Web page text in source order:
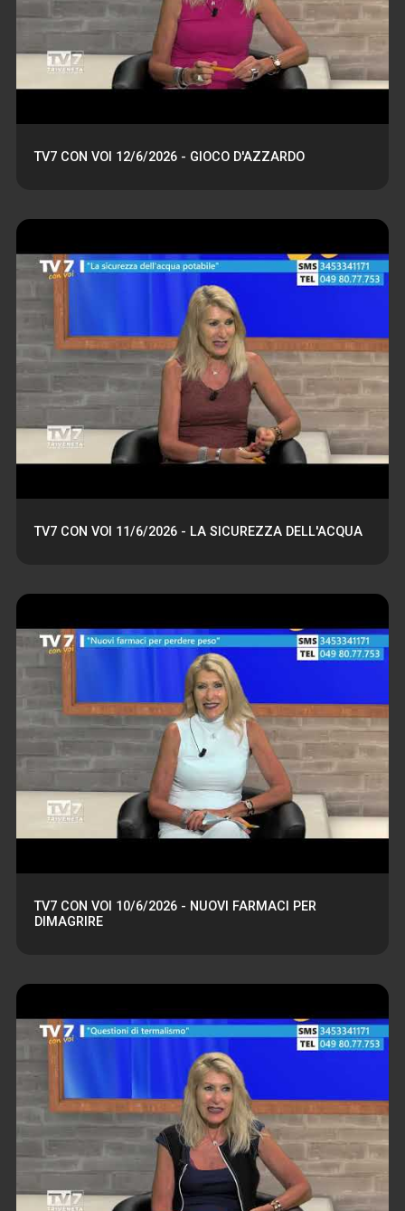
TV7 CON VOI 12/6/2026 - GIOCO D'AZZARDO
TV7 CON VOI 11/6/2026 - LA SICUREZZA DELL'ACQUA
TV7 CON VOI 10/6/2026 - NUOVI FARMACI PER
DIMAGRIRE